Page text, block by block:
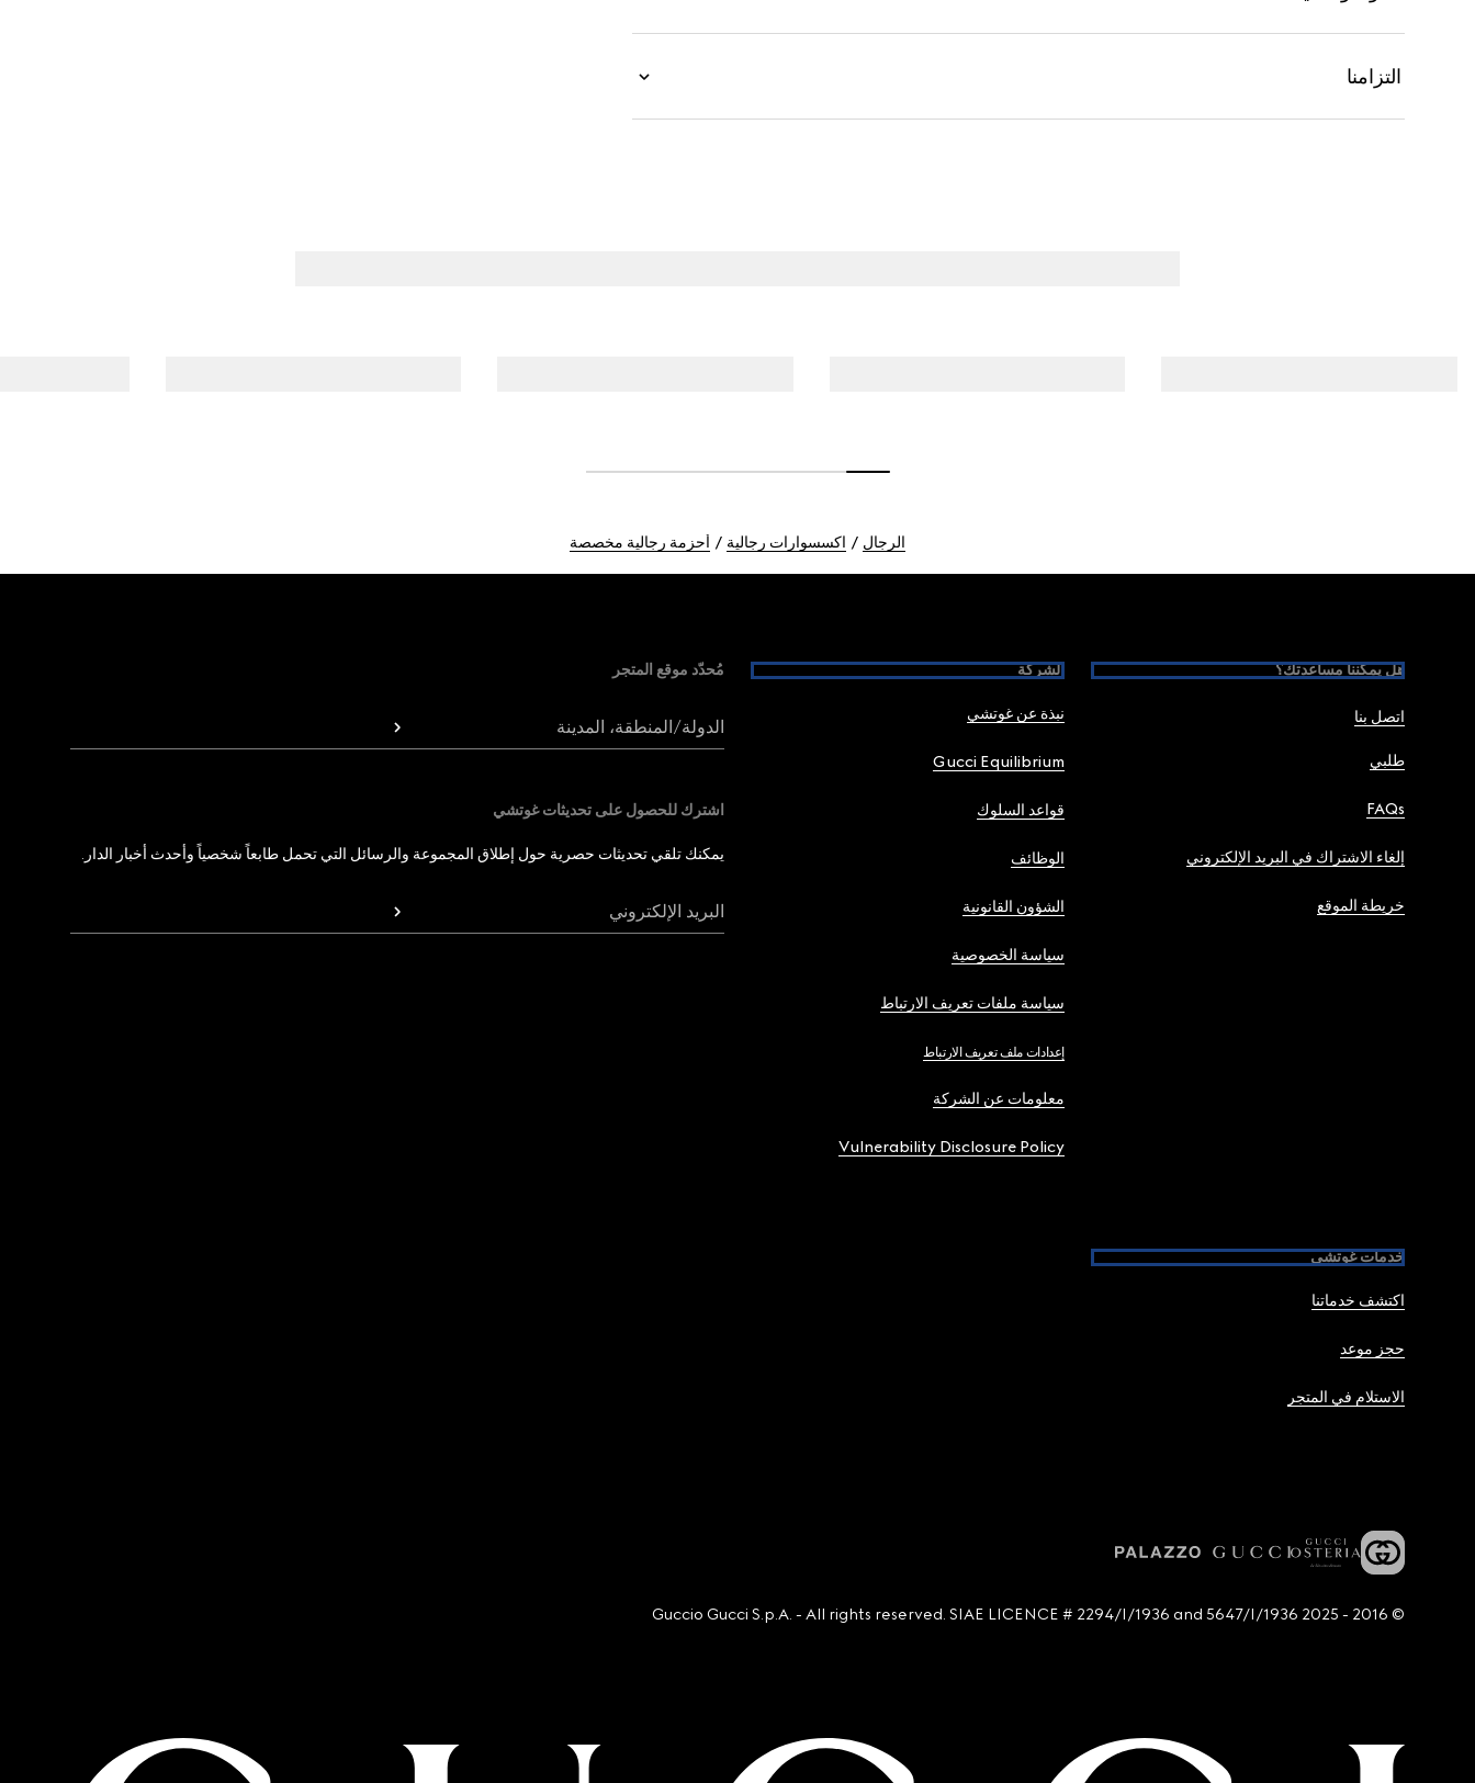
التزامنا
الرجال اكسسوارات رجالية أحزمة رجالية مخصصة
هل يمكننا مساعدتك؟
اتصل بنا
طلبي
FAQs
إلغاء الاشتراك في البريد الإلكتروني
خريطة الموقع
الشركة
نبذة عن غوتشي
Gucci Equilibrium
قواعد السلوك
الوظائف
الشؤون القانونية
سياسة الخصوصية
سياسة ملفات تعريف الارتباط
إعدادات ملف تعريف الارتباط
معلومات عن الشركة
Vulnerability Disclosure Policy
خدمات غوتشي
اكتشف خدماتنا
حجز موعد
الاستلام في المتجر
مُحدّد موقع المتجر
الدولة/المنطقة، المدينة
اشترك للحصول على تحديثات غوتشي
يمكنك تلقي تحديثات حصرية حول إطلاق المجموعة والرسائل التي تحمل طابعاً شخصياً وأحدث أخبار الدار.
البريد الإلكتروني
© 2016 - 2025 Guccio Gucci S.p.A. - All rights reserved. SIAE LICENCE # 2294/I/1936 and 5647/I/1936